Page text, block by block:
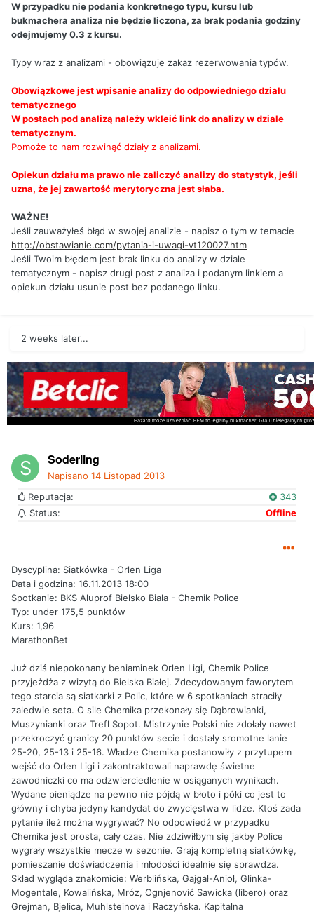
W przypadku nie podania konkretnego typu, kursu lub
bukmachera analiza nie będzie liczona, za brak podania godziny
odejmujemy 0.3 z kursu.
Typy wraz z analizami - obowiązuje zakaz rezerwowania typów.
Obowiązkowe jest wpisanie analizy do odpowiedniego działu
tematycznego
W postach pod analizą należy wkleić link do analizy w dziale
tematycznym.
Pomoże to nam rozwinąć działy z analizami.
Opiekun działu ma prawo nie zaliczyć analizy do statystyk, jeśli
uzna, że jej zawartość merytoryczna jest słaba.
WAŻNE!
Jeśli zauważyłeś błąd w swojej analizie - napisz o tym w temacie
http://obstawianie.com/pytania-i-uwagi-vt120027.htm
Jeśli Twoim błędem jest brak linku do analizy w dziale
tematycznym - napisz drugi post z analiza i podanym linkiem a
opiekun działu usunie post bez podanego linku.
2 weeks later...
Soderling
Napisano 14 Listopad 2013
Reputacja:
343
Status:
Offline
Dyscyplina: Siatkówka - Orlen Liga
Data i godzina: 16.11.2013 18:00
Spotkanie: BKS Aluprof Bielsko Biała - Chemik Police
Typ: under 175,5 punktów
Kurs: 1,96
MarathonBet
Już dziś niepokonany beniaminek Orlen Ligi, Chemik Police
przyjeżdża z wizytą do Bielska Białej. Zdecydowanym faworytem
tego starcia są siatkarki z Polic, które w 6 spotkaniach straciły
zaledwie seta. O sile Chemika przekonały się Dąbrowianki,
Muszynianki oraz Trefl Sopot. Mistrzynie Polski nie zdołały nawet
przekroczyć granicy 20 punktów secie i dostały sromotne lanie
25-20, 25-13 i 25-16. Władze Chemika postanowiły z przytupem
wejść do Orlen Ligi i zakontraktowali naprawdę świetne
zawodniczki co ma odzwierciedlenie w osiąganych wynikach.
Wydane pieniądze na pewno nie pójdą w błoto i póki co jest to
główny i chyba jedyny kandydat do zwycięstwa w lidze. Ktoś zada
pytanie ileż można wygrywać? No odpowiedź w przypadku
Chemika jest prosta, cały czas. Nie zdziwiłbym się jakby Police
wygrały wszystkie mecze w sezonie. Grają kompletną siatkówkę,
pomieszanie doświadczenia i młodości idealnie się sprawdza.
Skład wygląda znakomicie: Werblińska, Gajgał-Anioł, Glinka-
Mogentale, Kowalińska, Mróz, Ognjenović Sawicka (libero) oraz
Grejman, Bjelica, Muhlsteinova i Raczyńska. Kapitalna